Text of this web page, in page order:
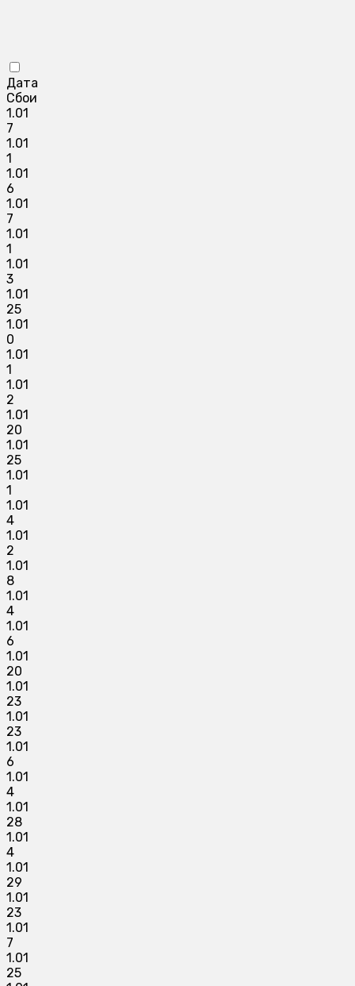
Дата
Сбои
1.01
7
1.01
1
1.01
6
1.01
7
1.01
1
1.01
3
1.01
25
1.01
0
1.01
1
1.01
2
1.01
20
1.01
25
1.01
1
1.01
4
1.01
2
1.01
8
1.01
4
1.01
6
1.01
20
1.01
23
1.01
23
1.01
6
1.01
4
1.01
28
1.01
4
1.01
29
1.01
23
1.01
7
1.01
25